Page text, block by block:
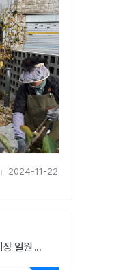
2024-11-22
일원 ...